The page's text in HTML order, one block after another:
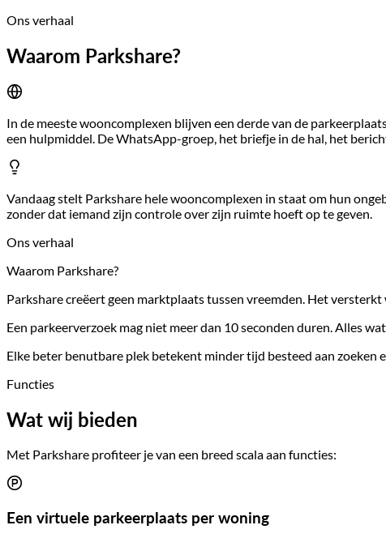
Ons verhaal
Waarom Parkshare?
In de meeste wooncomplexen blijven een derde van de
een hulpmiddel. De WhatsApp-groep, het briefje in de hal, het
Vandaag stelt Parkshare hele wooncomplexen in staat om hun
zonder dat iemand zijn controle over zijn ruimte hoeft op te geven.
Ons verhaal
Waarom Parkshare?
Parkshare creëert geen marktplaats tussen vreemden. Het versterkt
Een parkeerverzoek mag niet meer dan 10 seconden duren. Alles
Elke beter benutbare plek betekent minder tijd besteed aan zoeken
Functies
Wat wij bieden
Met Parkshare profiteer je van een breed scala aan functies:
Een virtuele parkeerplaats per woning